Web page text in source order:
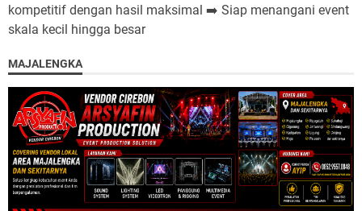
kompetitif dengan hasil maksimal ➡️ Siap menangani event
skala kecil hingga besar
MAJALENGKA